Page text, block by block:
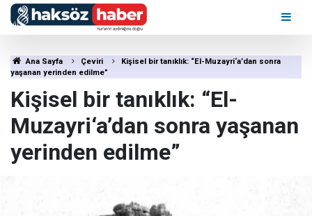
Ana Sayfa Çeviri
Kişisel bir tanıklık: “El-Muzayri‘a’dan sonra
yaşanan yerinden edilme”
Kişisel bir tanıklık: “El-
Muzayri‘a’dan sonra yaşanan
yerinden edilme”